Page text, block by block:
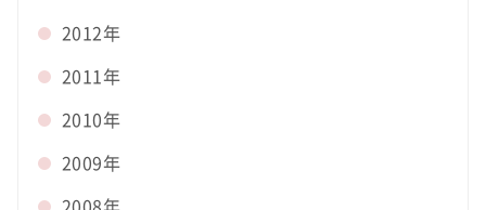
2012年
2011年
2010年
2009年